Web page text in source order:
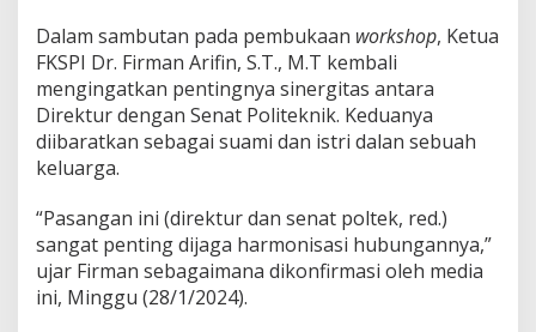
n
T
i
n
g
g
o
k
a
s
Dalam sambutan pada pembukaan workshop, Ketua
FKSPI Dr. Firman Arifin, S.T., M.T kembali
mengingatkan pentingnya sinergitas antara
Direktur dengan Senat Politeknik. Keduanya
diibaratkan sebagai suami dan istri dalan sebuah
keluarga.
“Pasangan ini (direktur dan senat poltek, red.)
sangat penting dijaga harmonisasi hubungannya,”
ujar Firman sebagaimana dikonfirmasi oleh media
ini, Minggu (28/1/2024).